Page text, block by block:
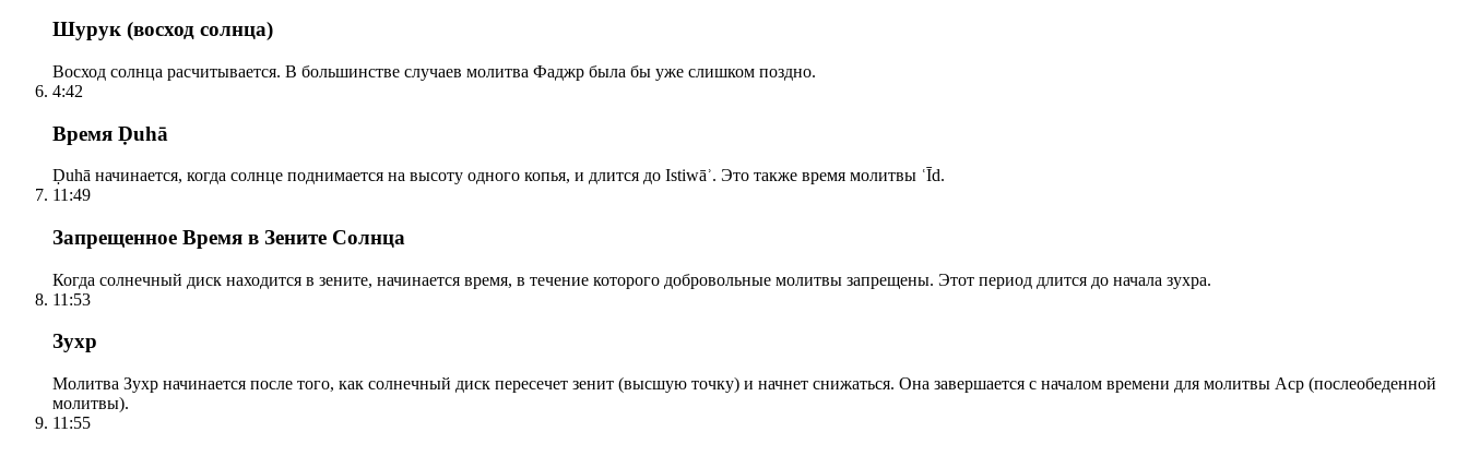
Шурук (восход солнца)
Восход солнца расчитывается. В большинстве случаев молитва Фаджр была бы уже слишком поздно.
4:42
Время Ḍuhā
Ḍuhā начинается, когда солнце поднимается на высоту одного копья, и длится до Istiwāʾ. Это также время молитвы ʿĪd.
11:49
Запрещенное Время в Зените Солнца
Когда солнечный диск находится в зените, начинается время, в течение которого добровольные молитвы запрещены. Этот период длится до начала зухра.
11:53
Зухр
Молитва Зухр начинается после того, как солнечный диск пересечет зенит (высшую точку) и начнет снижаться. Она завершается с началом времени для молитвы Аср (послеобеденной
молитвы).
11:55